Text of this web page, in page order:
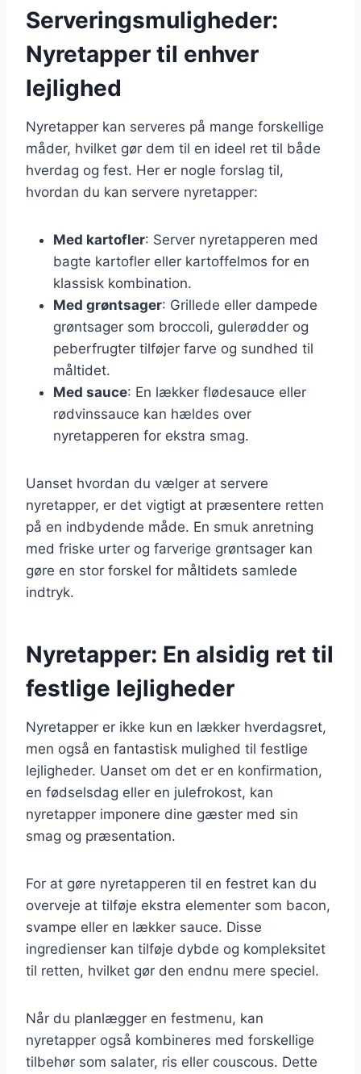
Serveringsmuligheder:
Nyretapper til enhver
lejlighed
Nyretapper kan serveres på mange forskellige
måder, hvilket gør dem til en ideel ret til både
hverdag og fest. Her er nogle forslag til,
hvordan du kan servere nyretapper:
Med kartofler: Server nyretapperen med
bagte kartofler eller kartoffelmos for en
klassisk kombination.
Med grøntsager: Grillede eller dampede
grøntsager som broccoli, gulerødder og
peberfrugter tilføjer farve og sundhed til
måltidet.
Med sauce: En lækker flødesauce eller
rødvinssauce kan hældes over
nyretapperen for ekstra smag.
Uanset hvordan du vælger at servere
nyretapper, er det vigtigt at præsentere retten
på en indbydende måde. En smuk anretning
med friske urter og farverige grøntsager kan
gøre en stor forskel for måltidets samlede
indtryk.
Nyretapper: En alsidig ret til
festlige lejligheder
Nyretapper er ikke kun en lækker hverdagsret,
men også en fantastisk mulighed til festlige
lejligheder. Uanset om det er en konfirmation,
en fødselsdag eller en julefrokost, kan
nyretapper imponere dine gæster med sin
smag og præsentation.
For at gøre nyretapperen til en festret kan du
overveje at tilføje ekstra elementer som bacon,
svampe eller en lækker sauce. Disse
ingredienser kan tilføje dybde og kompleksitet
til retten, hvilket gør den endnu mere speciel.
Når du planlægger en festmenu, kan
nyretapper også kombineres med forskellige
tilbehør som salater, ris eller couscous. Dette